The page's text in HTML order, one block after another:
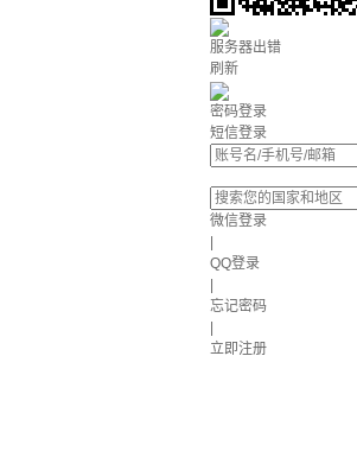
服务器出错
刷新
密码登录
短信登录
微信登录
QQ登录
忘记密码
立即注册